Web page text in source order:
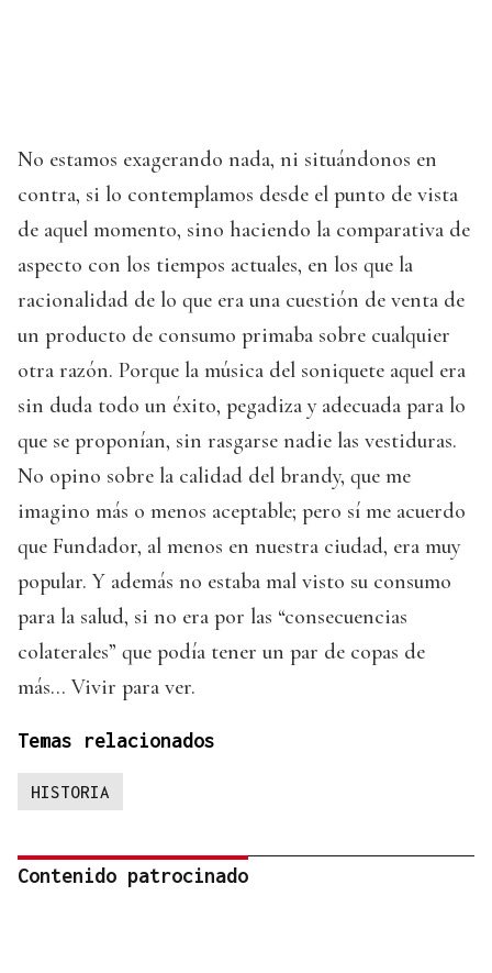
No estamos exagerando nada, ni situándonos en
contra, si lo contemplamos desde el punto de vista
de aquel momento, sino haciendo la comparativa de
aspecto con los tiempos actuales, en los que la
racionalidad de lo que era una cuestión de venta de
un producto de consumo primaba sobre cualquier
otra razón. Porque la música del soniquete aquel era
sin duda todo un éxito, pegadiza y adecuada para lo
que se proponían, sin rasgarse nadie las vestiduras.
No opino sobre la calidad del brandy, que me
imagino más o menos aceptable; pero sí me acuerdo
que Fundador, al menos en nuestra ciudad, era muy
popular. Y además no estaba mal visto su consumo
para la salud, si no era por las “consecuencias
colaterales” que podía tener un par de copas de
más… Vivir para ver.
Temas relacionados
HISTORIA
Contenido patrocinado